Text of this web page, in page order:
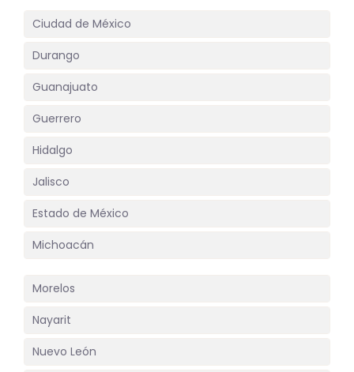
Ciudad de México
Durango
Guanajuato
Guerrero
Hidalgo
Jalisco
Estado de México
Michoacán
Morelos
Nayarit
Nuevo León